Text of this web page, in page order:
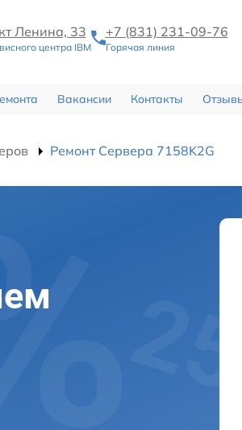
Ленина, 33
центра IBM
+7 (831) 231-09-76
Горячая линия
Вакансии Контакты
Ремонт Сервера 7158K2G